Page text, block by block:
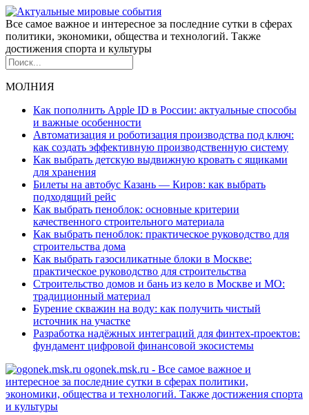
Все самое важное и интересное за последние сутки в сферах
политики, экономики, общества и технологий. Также
достижения спорта и культуры
МОЛНИЯ
Как пополнить Apple ID в России: актуальные способы
и важные особенности
Автоматизация и роботизация производства под ключ:
как создать эффективную производственную систему
Как выбрать детскую выдвижную кровать с ящиками
для хранения
Билеты на автобус Казань — Киров: как выбрать
подходящий рейс
Как выбрать пеноблок: основные критерии
качественного строительного материала
Как выбрать пеноблок: практическое руководство для
строительства дома
Как выбрать газосиликатные блоки в Москве:
практическое руководство для строительства
Строительство домов и бань из кело в Москве и МО:
традиционный материал
Бурение скважин на воду: как получить чистый
источник на участке
Разработка надёжных интеграций для финтех-проектов:
фундамент цифровой финансовой экосистемы
ogonek.msk.ru - Все самое важное и
интересное за последние сутки в сферах политики,
экономики, общества и технологий. Также достижения спорта
и культуры